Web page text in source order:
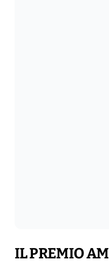
IL PREMIO